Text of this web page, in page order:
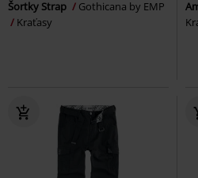
Šortky Strap
Gothicana by EMP
Kraťasy